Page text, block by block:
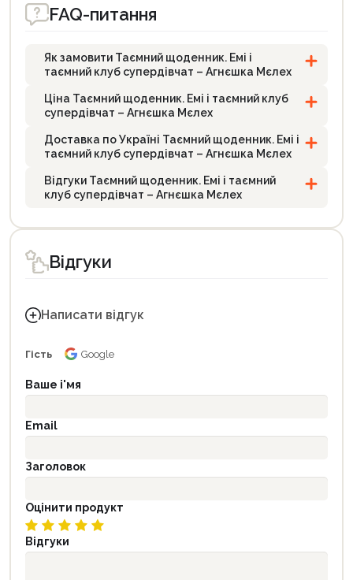
FAQ-питання
Як замовити Таємний щоденник. Емі і
таємний клуб супердівчат – Агнєшка Мєлех
Ціна Таємний щоденник. Емі і таємний клуб
супердівчат – Агнєшка Мєлех
Доставка по Україні Таємний щоденник. Емі і
таємний клуб супердівчат – Агнєшка Мєлех
Відгуки Таємний щоденник. Емі і таємний
клуб супердівчат – Агнєшка Мєлех
Відгуки
Написати відгук
Гість Google
Ваше і'мя
Email
Заголовок
Оцінити продукт
Відгуки